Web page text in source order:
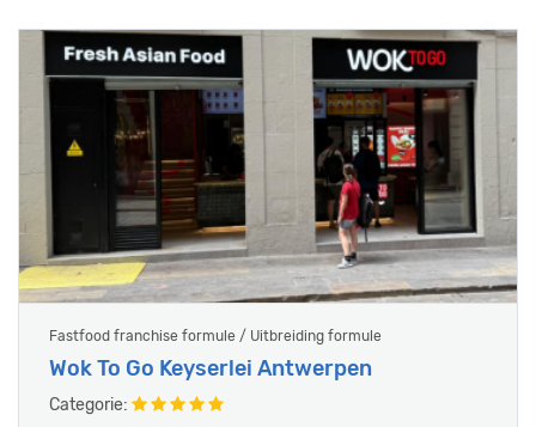
Fastfood franchise formule / Uitbreiding formule
Wok To Go Keyserlei Antwerpen
Categorie: